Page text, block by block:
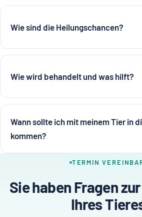
Wie sind die Heilungschancen?
Wie wird behandelt und was hilft?
Wann sollte ich mit meinem Tier in
kommen?
TERMIN
Sie haben Fragen
Ihres